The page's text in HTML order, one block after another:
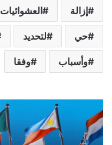
إزالة العشوائيات
حي لتحديد
وأسباب وفقا